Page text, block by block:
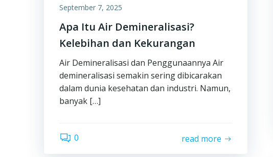
September 7, 2025
Apa Itu Air Demineralisasi?
Kelebihan dan Kekurangan
Air Demineralisasi dan Penggunaannya Air
demineralisasi semakin sering dibicarakan
dalam dunia kesehatan dan industri. Namun,
banyak […]
0 read more